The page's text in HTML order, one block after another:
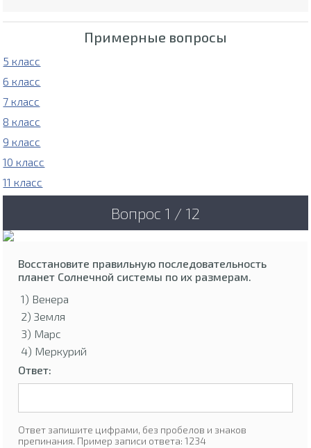
Примерные вопросы
5 класс
6 класс
7 класс
8 класс
9 класс
10 класс
11 класс
Вопрос 1 / 12
Восстановите правильную последовательность
планет Солнечной системы по их размерам.
1) Венера
2) Земля
3) Марс
4) Меркурий
Ответ:
Ответ запишите цифрами, без пробелов и знаков
препинания. Пример записи ответа: 1234